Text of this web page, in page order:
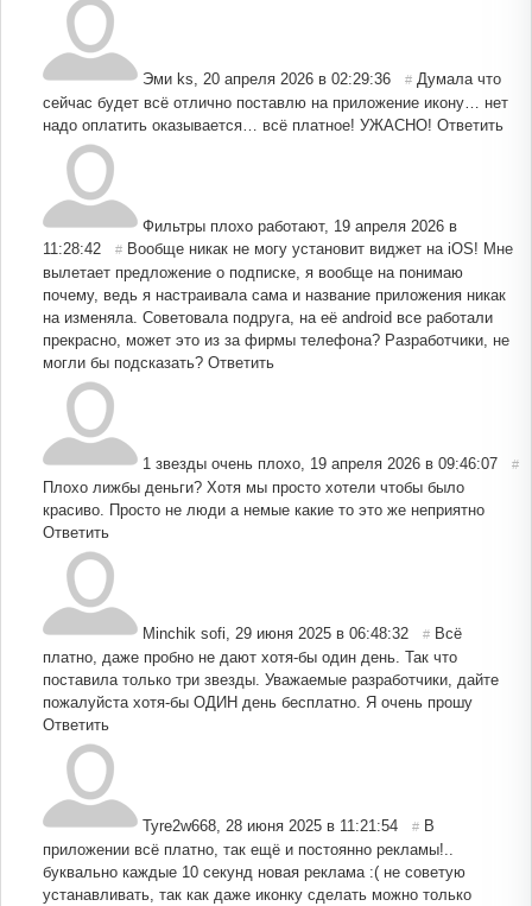
Эми ks 20 апреля 2026 в 02:29:36 # Думала что
сейчас будет всё отлично поставлю на приложение икону… нет
надо оплатить оказывается… всё платное! УЖАСНО! Ответить
Фильтры плохо работают, 19 апреля 2026 в
11:28:42
# Вообще никак не могу установит виджет на iOS! Мне
вылетает предложение о подписке, я вообще на понимаю
почему, ведь я настраивала сама и название приложения никак
на изменяла. Советовала подруга, на её android все работали
прекрасно, может это из за фирмы телефона? Разработчики, не
могли бы подсказать? Ответить
1 звезды очень плохо 19 апреля 2026 в 09:46:07 #
Плохо лижбы деньги? Хотя мы просто хотели чтобы было
красиво. Просто не люди а немые какие то это же неприятно
Ответить
Minchik sofi 29 июня 2025 в 06:48:32 # Всё
платно, даже пробно не дают хотя-бы один день. Так что
поставила только три звезды. Уважаемые разработчики, дайте
пожалуйста хотя-бы ОДИН день бесплатно. Я очень прошу
Ответить
Tyre2w668 28 июня 2025 в 11:21:54 # В
приложении всё платно, так ещё и постоянно рекламы!..
буквально каждые 10 секунд новая реклама :( не советую
устанавливать, так как даже иконку сделать можно только